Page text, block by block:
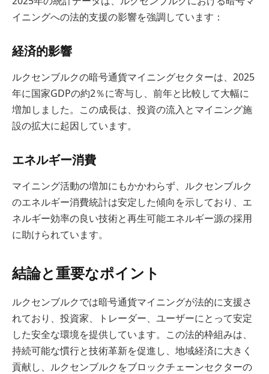
イニングへの法的支援の影響を強調しています：
経済的影響
ルクセンブルクの暗号通貨マイニングセクターは、2025
年に国家GDPの約2％に寄与し、前年と比較して大幅に
増加しました。この成長は、投資の流入とマイニング施
設の拡大に起因しています。
エネルギー消費
マイニング活動の増加にもかかわらず、ルクセンブルク
のエネルギー消費統計は安定した傾向を示しており、エ
ネルギー効率の良い技術と再生可能エネルギー源の採用
に助けられています。
結論と重要なポイント
ルクセンブルクでは暗号通貨マイニングが法的に支援さ
れており、投資家、トレーダー、ユーザーにとって安定
した安全な環境を提供しています。この法的枠組みは、
持続可能な慣行と技術革新を促進し、地域経済に大きく
貢献し、ルクセンブルクをブロックチェーンセクターの